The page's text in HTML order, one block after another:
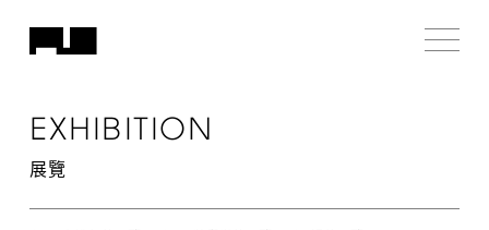
EXHIBITION
展覽